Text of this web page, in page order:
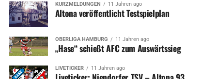
KURZMELDUNGEN 11 Jahren ago
Altona veröffentlicht Testspielplan
OBERLIGA HAMBURG 11 Jahren ago
„Hase“ schießt AFC zum Auswärtssieg
LIVETICKER 11 Jahren ago